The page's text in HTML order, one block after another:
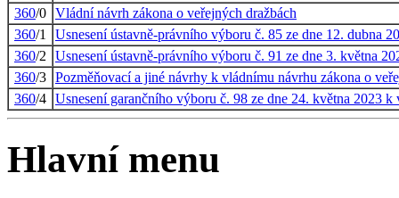
360/0 Vládní návrh zákona o veřejných dražbách
360/1
Usnesení ústavně-právního výboru č. 85 ze dne 12. dubna
360/2
Usnesení ústavně-právního výboru č. 91 ze dne 3. května
360/3 Pozměňovací a jiné návrhy k vládnímu návrhu zákona o
360/4 Usnesení garančního výboru č. 98 ze dne 24. května 2023
Hlavní menu